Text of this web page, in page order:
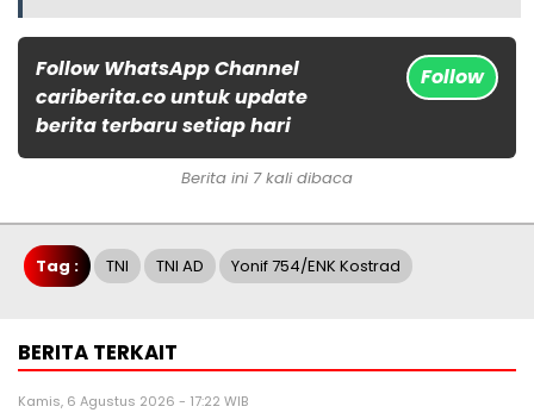
Follow WhatsApp Channel
cariberita.co untuk update
berita terbaru setiap hari
Follow
Berita ini 7 kali dibaca
Tag : TNI TNI AD Yonif 754/ENK Kostrad
BERITA TERKAIT
Kamis, 6 Agustus 2026 - 17:22 WIB